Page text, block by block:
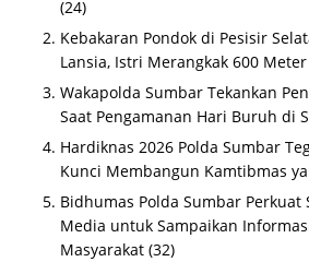
(24)
Kebakaran Pondok di Pesisir
Lansia, Istri Merangkak 600
Wakapolda Sumbar Tekankan
Saat Pengamanan Hari Buruh di
Hardiknas 2026 Polda Sumbar
Kunci Membangun Kamtibmas
Bidhumas Polda Sumbar Perkuat
Media untuk Sampaikan
Masyarakat (32)